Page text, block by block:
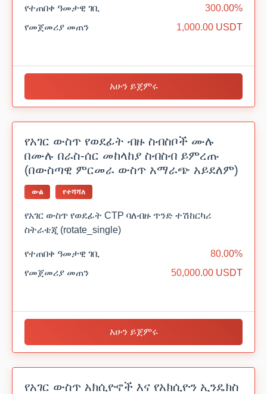
የተጠበቀ ዓመታዊ ገቢ
300.00%
የመጀመሪያ መጠን
1,000.00 USDT
አሁን ይጀምሩ
የአገር ውስጥ የወደፊት ብዙ ስብስቦች ሙሉ
በሙሉ በራስ-ሰር መከላከያ ስብስብ ይምረጡ
(በውስጣዊ ምርመራ ውስጥ አማራጭ አይደለም)
ውል የተሻሻለ
የአገር ውስጥ የወደፊት CTP ባለብዙ ጥንድ ተሽከርካሪ
ስትራቴጂ (rotate_single)
የተጠበቀ ዓመታዊ ገቢ
80.00%
የመጀመሪያ መጠን
50,000.00 USDT
አሁን ይጀምሩ
የአገር ውስጥ አክሲዮኖች እና የአክሲዮን ኢንዴክስ